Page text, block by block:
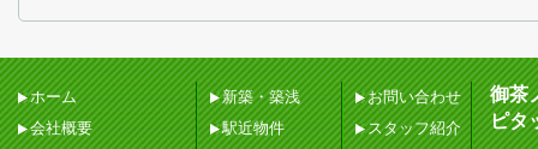
ホーム
会社概要
新築・築浅
駅近物件
お問い合わせ
スタッフ紹介
御茶
ピタ